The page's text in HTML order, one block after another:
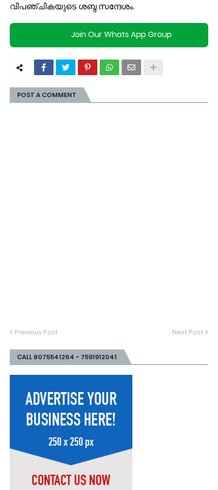
വിപഞ്ചികയുടെ ശബ്ദ സന്ദേശം.
Join Our Whats App Group
POST A COMMENT
Previous Post Next Post
CALL 8075541264 - 7591912041